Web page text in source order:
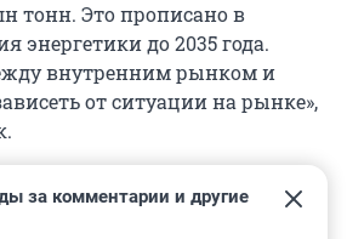
тонн. Это прописано в
энергетики до 2035 года.
внутренним рынком и
от ситуации на рынке»,
за комментарии и другие